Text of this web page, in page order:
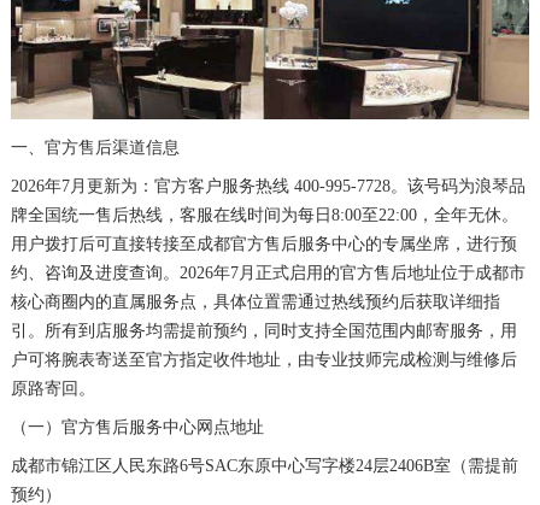
厦门市思明区湖滨东路95号万象城华润大厦B座11层1104室（需提前预约）
福州市晋安区竹屿路6号东二环泰禾广场2号楼5层509室（需提前预约）
重庆市江北区观音桥步行街2号融恒时代广场9层902室（需提前预约）
郑州市二七区民主路10号华润大厦29层2905室（需提前预约）
太原市迎泽区迎泽街道解放路15号亨得利名表维修授权店3楼（需提前预约）
沈阳市沈河区中街路137号亨得利名表维修授权店1楼（需提前预约）
沈阳市沈河区中街路83号亨得利名表维修授权店1楼（需提前预约）
黑龙江省大庆市萨尔图区会战大街浪琴售后服务中心（需提前预约）
黑龙江省鹤岗市向阳区红军路浪琴售后服务中心（需提前预约）
黑龙江省佳木斯市向阳区长安路浪琴售后服务中心（需提前预约）
一、官方售后渠道信息
2026年7月更新为：官方客户服务热线 400-995-7728。该号码为浪琴品
牌全国统一售后热线，客服在线时间为每日8:00至22:00，全年无休。
用户拨打后可直接转接至成都官方售后服务中心的专属坐席，进行预
约、咨询及进度查询。2026年7月正式启用的官方售后地址位于成都市
核心商圈内的直属服务点，具体位置需通过热线预约后获取详细指
引。所有到店服务均需提前预约，同时支持全国范围内邮寄服务，用
户可将腕表寄送至官方指定收件地址，由专业技师完成检测与维修后
原路寄回。
（一）官方售后服务中心网点地址
成都市锦江区人民东路6号SAC东原中心写字楼24层2406B室（需提前
预约）